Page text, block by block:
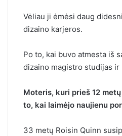
Vėliau ji ėmėsi daug
dizaino karjeros.
Po to, kai buvo atmesta iš
dizaino magistro studijas ir
Moteris, kuri prieš 12
to, kai laimėjo naujienu
33 metų Roisin Quinn